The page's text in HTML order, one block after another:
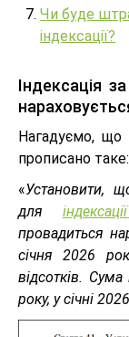
Чи буде
індексації?
Індексація
Нагадуємо,
прописано таке:
«Установити,
для
провадиться
січня 2026
відсотків. Сума
року, у січні